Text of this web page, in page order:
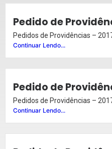
Pedido de
Pedidos de Providências –
Continuar Lendo...
Pedido de
Pedidos de Providências –
Continuar Lendo...